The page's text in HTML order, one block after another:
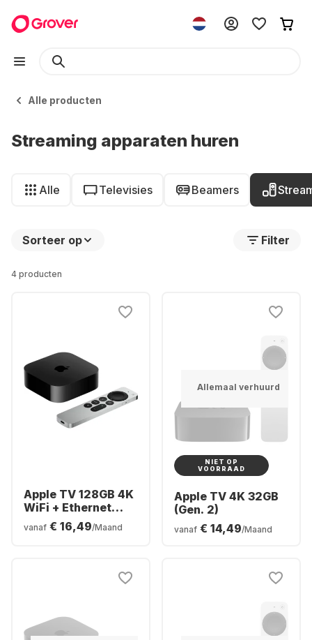
Alle producten
Streaming apparaten huren
Alle Televisies Beamers
Sorteer op Filter
4 producten
Apple TV 128GB 4K
WiFi + Ethernet
(Gen. 3)
vanaf € 16,49/Maand
Allemaal verhuurd
NIET OP
VOORRAAD
Apple TV 4K 32GB
(Gen. 2)
vanaf € 14,49/Maand